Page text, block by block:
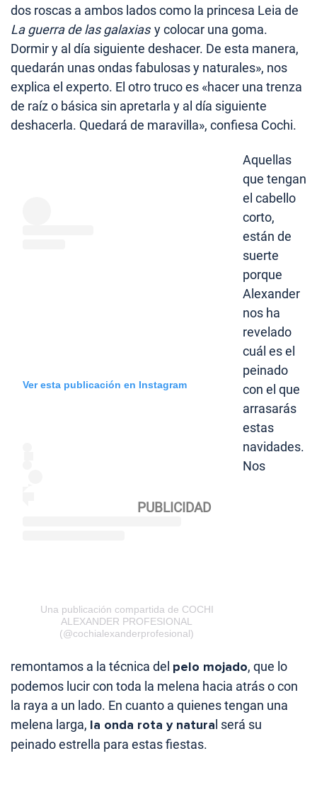
dos roscas a ambos lados como la princesa Leia de
La guerra de las galaxias y colocar una goma.
Dormir y al día siguiente deshacer. De esta manera,
quedarán unas ondas fabulosas y naturales», nos
explica el experto. El otro truco es «hacer una trenza
de raíz o básica sin apretarla y al día siguiente
deshacerla. Quedará de maravilla», confiesa Cochi.
Ver esta publicación en Instagram
Una publicación compartida de COCHI
ALEXANDER PROFESIONAL
(@cochialexanderprofesional)
Aquellas
que tengan
el cabello
corto,
están de
suerte
porque
Alexander
nos ha
revelado
cuál es el
peinado
con el que
arrasarás
estas
navidades.
Nos
remontamos a la técnica del pelo mojado, que lo
podemos lucir con toda la melena hacia atrás o con
la raya a un lado. En cuanto a quienes tengan una
melena larga, la onda rota y natural será su
peinado estrella para estas fiestas.